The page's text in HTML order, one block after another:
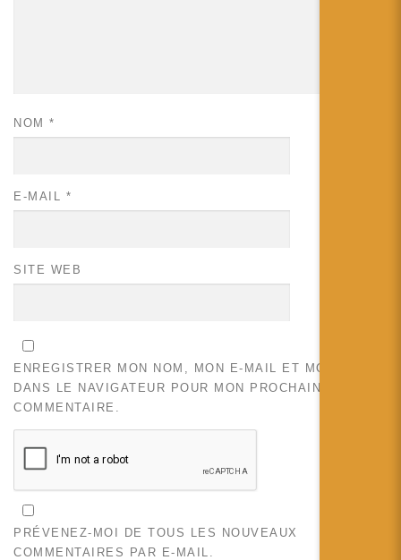
NOM *
E-MAIL *
SITE WEB
ENREGISTRER MON NOM, MON E-MAIL ET MON SITE
DANS LE NAVIGATEUR POUR MON PROCHAIN
COMMENTAIRE.
PRÉVENEZ-MOI DE TOUS LES NOUVEAUX
COMMENTAIRES PAR E-MAIL.